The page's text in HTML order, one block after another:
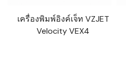
เครื่องพิมพ์อิงค์เจ็ท VZJET
Velocity VEX4